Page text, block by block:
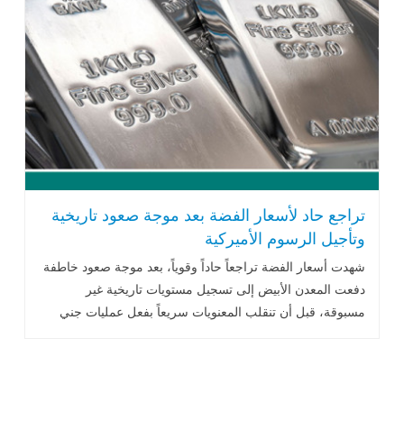
تراجع حاد لأسعار الفضة بعد موجة صعود تاريخية
وتأجيل الرسوم الأميركية
شهدت أسعار الفضة تراجعاً حاداً وقوياً، بعد موجة صعود خاطفة
دفعت المعدن الأبيض إلى تسجيل مستويات تاريخية غير
مسبوقة، قبل أن تنقلب المعنويات سريعاً بفعل عمليات جني